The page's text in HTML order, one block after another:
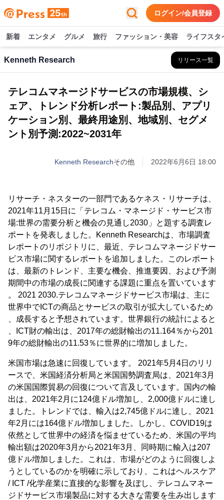
ログイン/会員登録
新着 エンタメ グルメ 旅行 ファッション・美容 ライフスタ
Kenneth Research リリース一覧
テレコムマネージドサービスの市場規模、シ
ェア、トレンド分析レポート:製品別、アプリ
ケーション別、最終用途別、地域別、セグメ
ント別予測:2022~2031年
Kenneth Researchその他 2022年6月6日 18:00
リサーチ・ネスターの一部門であるケネス・リサーチは、
2021年11月15日に「テレコム・マネージド・サービス市
場:世界の需要分析と機会の見通し2030」と題する調査レ
ポートを発表しました。Kenneth Researchは、市場調査
レポートのリポジトリに、最近、テレコムマネージドサー
ビス市場に関するレポートを追加しました。このレポート
は、最新のトレンド、主要な機会、推進要因、および予測
期間中の市場の成長に関連する課題に重点を置いています
。 2021 2030.テレコムマネージドサービス市場は、主に
世界中でICTの商品とサービスの取引が拡大しているため
、成長すると予想されています。世界銀行の統計によると
、ICT財の輸出は、2017年の総財輸出の11.164％から201
9年の総財輸出の11.53％に世界的に増加しました。
米国市場は急速に回復しています。 2021年5月4日のリリ
ースで、米国経済分析局と米国国勢調査局は、2021年3月
の米国国際貿易の回復について言及しています。国内の輸
出は、2021年2月に124億ドル増加し、2,000億ドルに達し
ました。トレンドでは、輸入は2,745億ドルに達し、2021
年2月には164億ドル増加しました。しかし、COVID19は
依然として世界中の経済を悩ませているため、米国の平均
輸出額は2020年3月から2021年3月、同時期に輸入は207
億ドル増加しました。これは、市場がどのように回復しよ
うとしているのかを明確に示しており、これはヘルスケア
/ ICT /化学産業に直接的な影響を及ぼし、テレコムマネー
ジドサービス市場製品に対する大きな需要を生み出します